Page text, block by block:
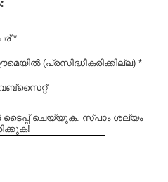
*
(പ്രസിദ്ധീകരിക്കില്ല) *
ടൈപ്പ്‌ ചെയ്യുക. സ്പാം ശല്യം